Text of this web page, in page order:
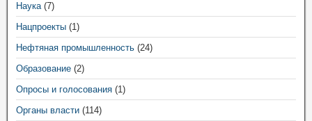
Наука(7)
Нацпроекты (1)
Нефтяная промышленность (24)
Образование (2)
Опросы и голосования (1)
Органы власти (114)